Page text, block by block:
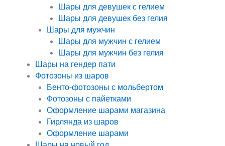
Шары для девушек с гелием
Шары для девушек без гелия
Шары для мужчин
Шары для мужчин с гелием
Шары для мужчин без гелия
Шары на гендер пати
Фотозоны из шаров
Бенто-фотозоны с мольбертом
Фотозоны с пайетками
Оформление шарами магазина
Гирлянда из шаров
Оформление шарами